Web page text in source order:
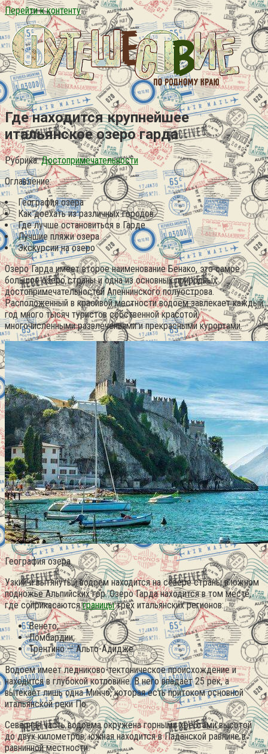
Перейти к контенту
Где находится крупнейшее
итальянское озеро гарда
Рубрика: Достопримечательности
Оглавление:
География озера
Как доехать из различных городов
Где лучше остановиться в Гарде
Лучшие пляжи озера
Экскурсии на озеро
Озеро Гарда имеет второе наименование Бенако, это самое
большое озеро страны и одна из основных природных
достопримечательностей Апеннинского полуострова.
Расположенный в красивой местности водоем завлекает каждый
год много тысяч туристов собственной красотой,
многочисленными развлечениями и прекрасными курортами.
География озера
Узкий и вытянутый водоем находится на севере страны в южном
подножье Альпийских гор.Озеро Гарда находится в том месте,
где соприкасаютсяграницытрех итальянских регионов:
Венето;
Ломбардии;
Трентино — Альто-Адидже.
Водоем имеет ледниково-тектоническое происхождение и
находится в глубокой котловине. В него впадает 25 рек, а
вытекает лишь одна Минчо, которая есть притоком основной
итальянской реки По.
Северная часть водоема окружена горными хребтами высотой
до двух километров, южная находится в Паданской равнине в
равнинной местности.